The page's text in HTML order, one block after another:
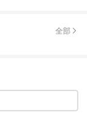
请了，感谢君君
比较迷你，有
加干净卫生。...
全部